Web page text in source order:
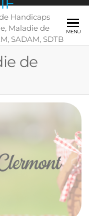
Handicaps
Maladie de
SADAM, SDTB
MENU
de